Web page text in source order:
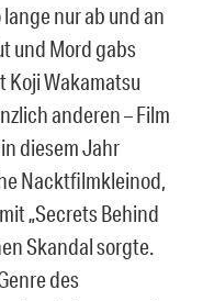
nur ab und an
und Mord gabs
Koji Wakamatsu
anderen – Film
diesem Jahr
Nacktfilmkleinod,
„Secrets Behind
Skandal sorgte.
des